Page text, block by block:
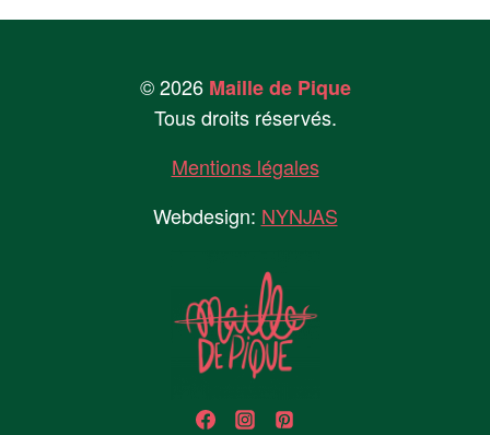
© 2026 Maille de Pique
Tous droits réservés.
Mentions légales
Webdesign: NYNJAS